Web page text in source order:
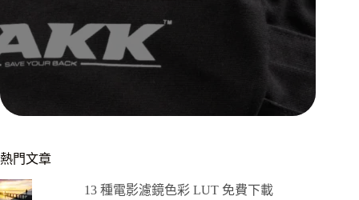
熱門文章
13 種電影濾鏡色彩 LUT 免費下載